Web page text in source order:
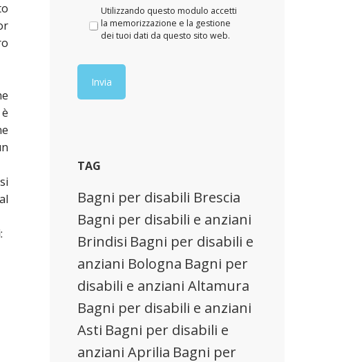
r
y
*
Utilizzando questo modulo accetti
la memorizzazione e la gestione
dei tuoi dati da questo sito web.
TAG
Bagni per disabili Brescia
Bagni per disabili e anziani
Brindisi Bagni per disabili e
anziani Bologna Bagni per
disabili e anziani Altamura
Bagni per disabili e anziani
Asti Bagni per disabili e
anziani Aprilia Bagni per